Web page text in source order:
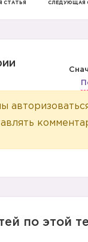
СТАТЬЯ СЛЕДУЮЩАЯ
по этой